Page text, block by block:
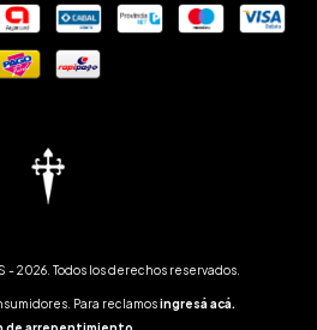
- 2026. Todos los derechos reservados.
Para reclamosingresá acá.